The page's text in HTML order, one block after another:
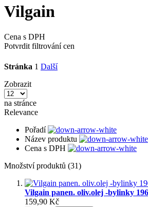
Vilgain
Cena s DPH
Potvrdit filtrování cen
Stránka 1 Další
Zobrazit
na stránce
Relevance
Pořadí
Název produktu
Cena s DPH
Množství produktů (31)
Vilgain panen. oliv.olej -bylinky
159,90 Kč